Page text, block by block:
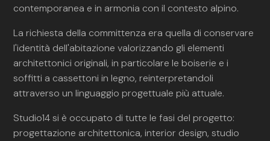
contemporanea e in armonia con il contesto alpino.
La richiesta della committenza era quella di conservare
l'identità dell'abitazione valorizzando gli elementi
architettonici originali, in particolare le boiserie e i
soffitti a cassettoni in legno, reinterpretandoli
attraverso un linguaggio progettuale più attuale.
Studio14 si è occupato di tutte le fasi del progetto:
progettazione architettonica, interior design, studio